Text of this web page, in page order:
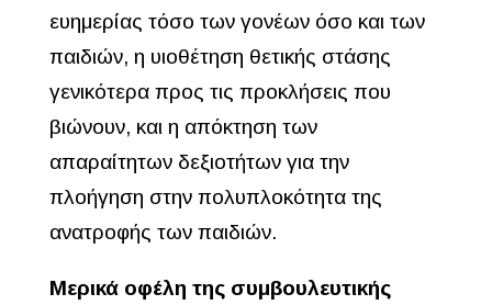
ευημερίας τόσο των γονέων όσο και των
παιδιών, η υιοθέτηση θετικής στάσης
γενικότερα προς τις προκλήσεις που
βιώνουν, και η απόκτηση των
απαραίτητων δεξιοτήτων για την
πλοήγηση στην πολυπλοκότητα της
ανατροφής των παιδιών.
Μερικά οφέλη της συμβουλευτικής